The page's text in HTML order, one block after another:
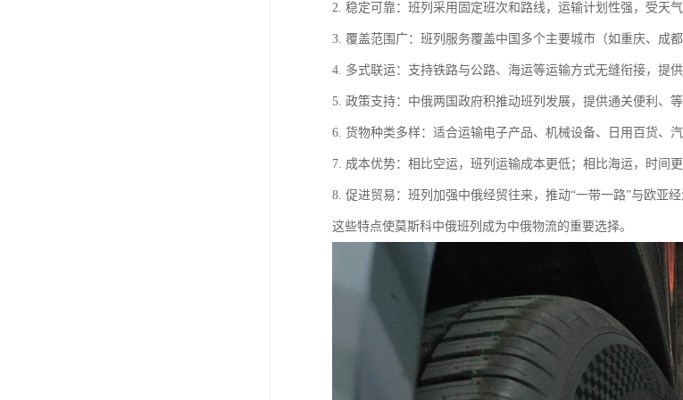
2. 稳定可靠：班列采用固定班次和路线，运输计划性强，受天
3. 覆盖范围广：班列服务覆盖中国多个主要城市（如重庆、成
4. 多式联运：支持铁路与公路、海运等运输方式无缝衔接，提
5. 政策支持：中俄两国政府积推动班列发展，提供通关便利、
6. 货物种类多样：适合运输电子产品、机械设备、日用百货、
7. 成本优势：相比空运，班列运输成本更低；相比海运，时间更
8. 促进贸易：班列加强中俄经贸往来，推动“一带一路”与欧亚
这些特点使莫斯科中俄班列成为中俄物流的重要选择。